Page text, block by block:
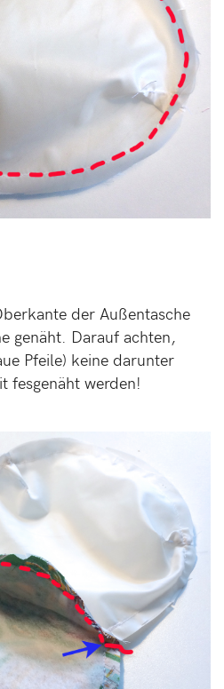
der Außentasche
genäht. Darauf achten,
Pfeile) keine darunter
fesgenäht werden!